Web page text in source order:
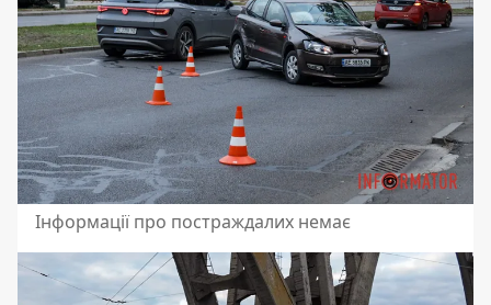
Інформації про постраждалих немає